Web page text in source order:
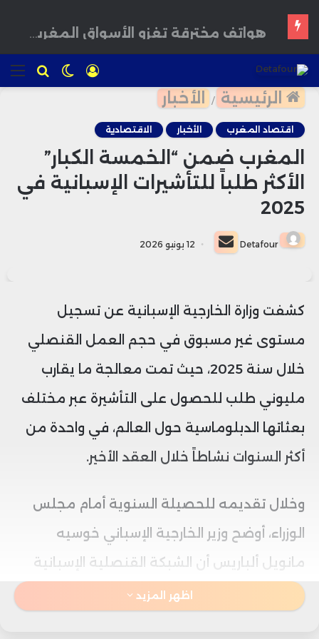
للبحث الوضع
المظلم
تسجيل
الدخول
الرئيسية / الأخبار
اقتصاد المغرب الأخبار الاقتصادية
المغرب ضمن “الخمسة الكبار”
الأكثر طلباً للتأشيرات الإسبانية في
2025
Detafour
أرسل
بريدا
12 يونيو 2026
كشفت وزارة الخارجية الإسبانية عن تسجيل
مستوى غير مسبوق في حجم العمل القنصلي
خلال سنة 2025، حيث تمت معالجة ما يقارب
مليوني طلب للحصول على التأشيرة عبر مختلف
بعثاتها الدبلوماسية حول العالم، في واحدة من
أكثر السنوات نشاطاً خلال العقد الأخير.
وخلال تقديمه للحصيلة السنوية أمام مجلس
الوزراء، أوضح وزير الخارجية الإسباني خوسيه
مانويل ألباريس أن الشبكة القنصلية الإسبانية
اظهر المزيد